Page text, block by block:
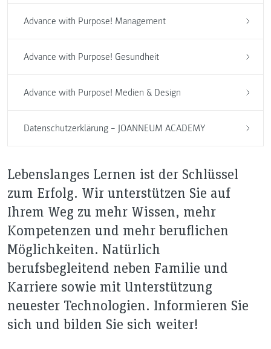
Advance with Purpose! Management
Advance with Purpose! Gesundheit
Advance with Purpose! Medien & Design
Datenschutzerklärung – JOANNEUM ACADEMY
Lebenslanges Lernen ist der Schlüssel
zum Erfolg. Wir unterstützen Sie auf
Ihrem Weg zu mehr Wissen, mehr
Kompetenzen und mehr beruflichen
Möglichkeiten. Natürlich
berufsbegleitend neben Familie und
Karriere sowie mit Unterstützung
neuester Technologien. Informieren Sie
sich und bilden Sie sich weiter!